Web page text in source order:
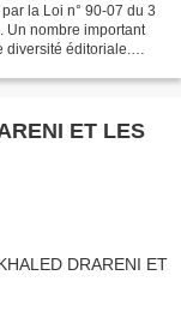
la Loi n° 90-07 du 3
Un nombre important
éditoriale.
ET LES